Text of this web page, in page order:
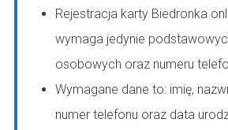
Rejestracja karty Biedronka
wymaga jedynie
osobowych oraz numeru
Wymagane dane to: imię,
numer telefonu oraz data